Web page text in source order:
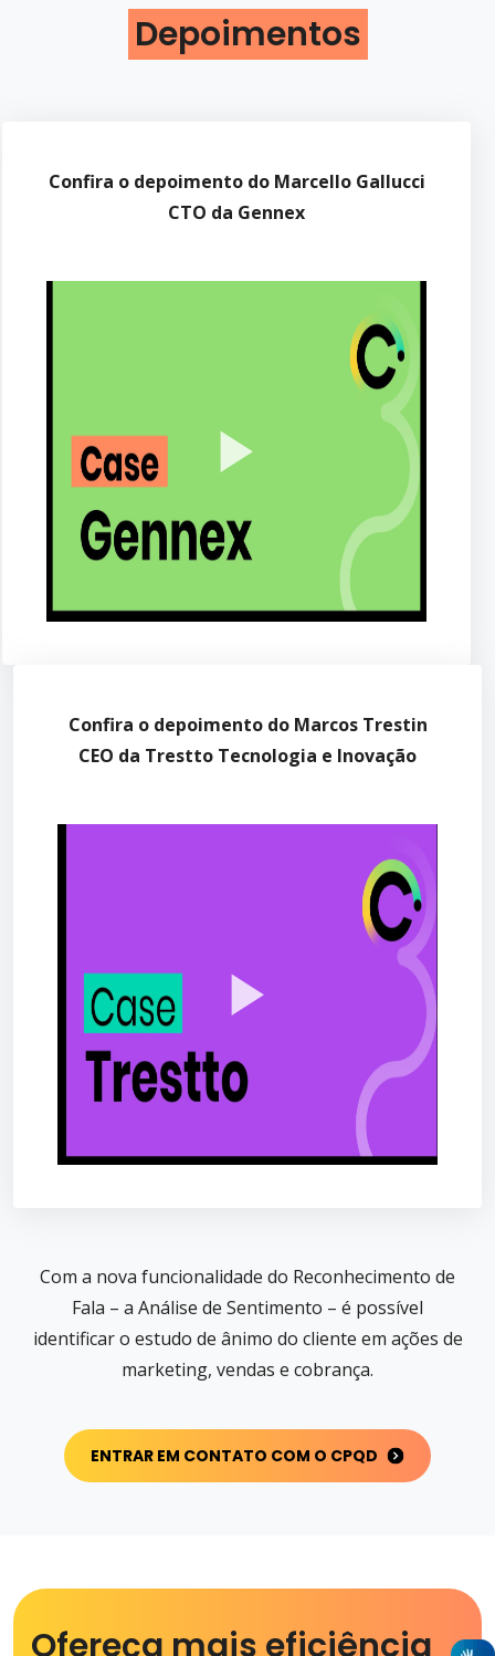
Depoimentos
Confira o depoimento do Marcello Gallucci
CTO da Gennex
Confira o depoimento do Marcos Trestin
CEO da Trestto Tecnologia e Inovação
Com a nova funcionalidade do Reconhecimento de
Fala – a Análise de Sentimento – é possível
identificar o estudo de ânimo do cliente em ações de
marketing, vendas e cobrança.
ENTRAR EM CONTATO COM O CPQD
Ofereça mais eficiência